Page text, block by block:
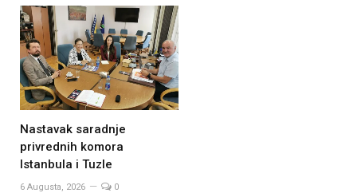
Nastavak saradnje
privrednih komora
Istanbula i Tuzle
6 Augusta, 2026 0